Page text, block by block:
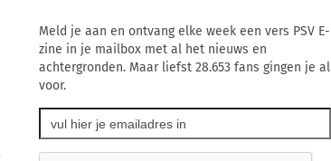
Meld je aan en ontvang elke week een vers PSV E-
zine in je mailbox met al het nieuws en
achtergronden. Maar liefst 28.653 fans gingen je al
voor.